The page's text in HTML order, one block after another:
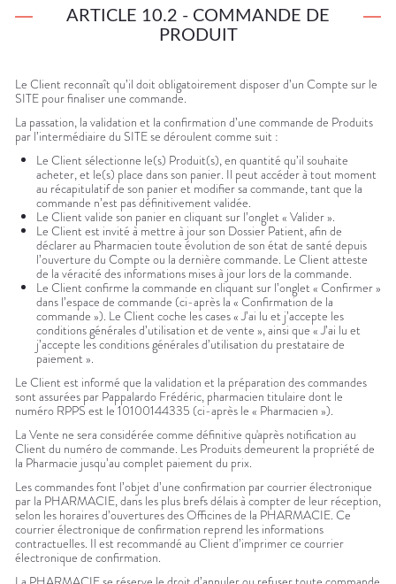
ARTICLE 10.2 - COMMANDE DE
PRODUIT
Le Client reconnaît qu’il doit obligatoirement disposer d’un Compte sur le
SITE pour finaliser une commande.
La passation, la validation et la confirmation d’une commande de Produits
par l’intermédiaire du SITE se déroulent comme suit :
Le Client sélectionne le(s) Produit(s), en quantité qu’il souhaite
acheter, et le(s) place dans son panier. Il peut accéder à tout moment
au récapitulatif de son panier et modifier sa commande, tant que la
commande n’est pas définitivement validée.
Le Client valide son panier en cliquant sur l’onglet « Valider ».
Le Client est invité à mettre à jour son Dossier Patient, afin de
déclarer au Pharmacien toute évolution de son état de santé depuis
l’ouverture du Compte ou la dernière commande. Le Client atteste
de la véracité des informations mises à jour lors de la commande.
Le Client confirme la commande en cliquant sur l’onglet « Confirmer »
dans l’espace de commande (ci-après la « Confirmation de la
commande »). Le Client coche les cases « J’ai lu et j’accepte les
conditions générales d’utilisation et de vente », ainsi que « J’ai lu et
j’accepte les conditions générales d’utilisation du prestataire de
paiement ».
Le Client est informé que la validation et la préparation des commandes
sont assurées par Pappalardo Frédéric, pharmacien titulaire dont le
numéro RPPS est le 10100144335 (ci-après le « Pharmacien »).
La Vente ne sera considérée comme définitive qu'après notification au
Client du numéro de commande. Les Produits demeurent la propriété de
la Pharmacie jusqu’au complet paiement du prix.
Les commandes font l’objet d’une confirmation par courrier électronique
par la PHARMACIE, dans les plus brefs délais à compter de leur réception,
selon les horaires d’ouvertures des Officines de la PHARMACIE. Ce
courrier électronique de confirmation reprend les informations
contractuelles. Il est recommandé au Client d’imprimer ce courrier
électronique de confirmation.